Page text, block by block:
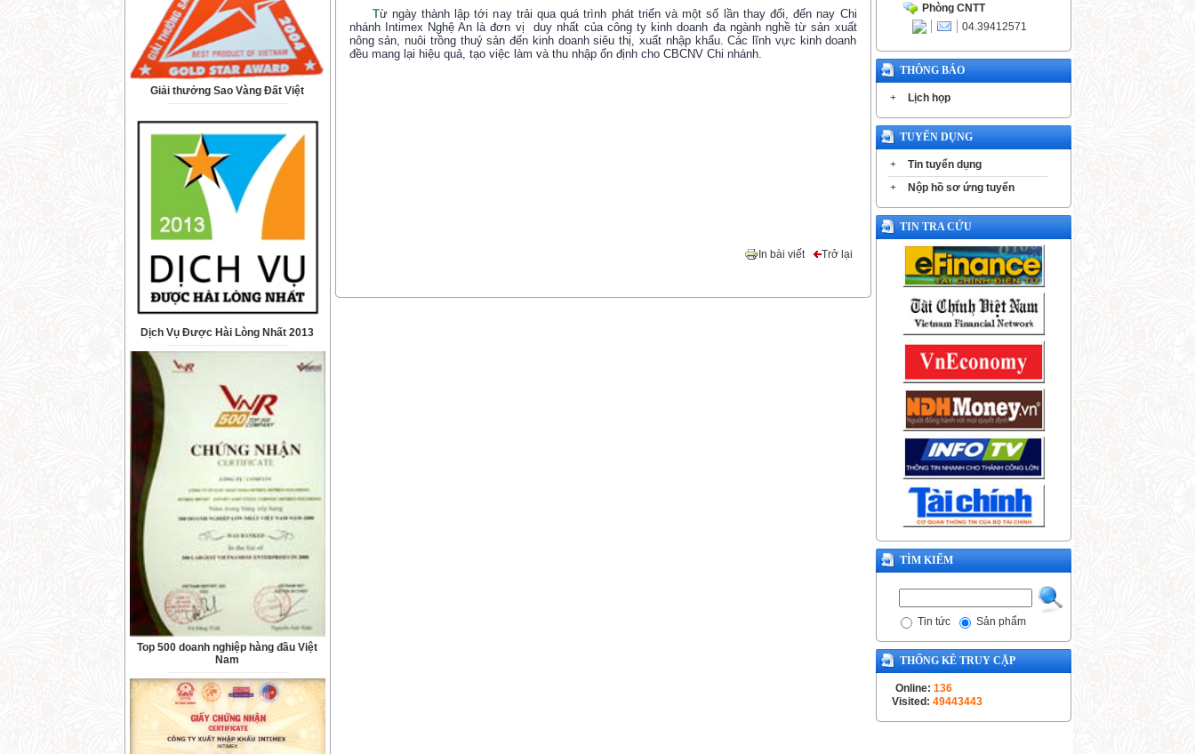
Giải thưởng Sao Vàng Đất Việt
Dịch Vụ Được Hài Lòng Nhất 2013
Top 500 doanh nghiệp hàng đầu Việt
Nam
Từ ngày thành lập tới nay trải qua quá trình phát triển và một số lần thay đổi, đến nay Chi
nhánh Intimex Nghệ An là đơn vị duy nhất của công ty kinh doanh đa ngành nghề từ sản xuất
nông sản, nuôi trồng thuỷ sản đến kinh doanh siêu thị, xuất nhập khẩu. Các lĩnh vực kinh doanh
đều mang lại hiệu quả, tạo việc làm và thu nhập ổn định cho CBCNV Chi nhánh.
In bài viết Trở lại
Phòng CNTT
04.39412571
THÔNG BÁO
+ Lịch họp
TUYỂN DỤNG
+
Tin tuyển dụng
+
Nộp hồ sơ ứng tuyển
TIN TRA CỨU
TÌM KIẾM
Tin tức Sản phẩm
THỐNG KÊ TRUY CẬP
Online: 136
Visited: 49443443